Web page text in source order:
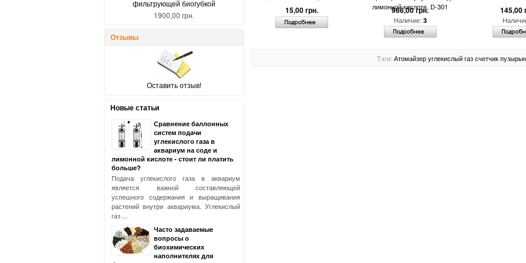
15,00 грн.
лимонной кислоте, D-301
966,00 грн.
Наличие: 3
145,00
Тэги: Атомайзер углекислый газ счетчик
фильтрующей биогубкой
1900,00 грн.
Отзывы
Оставить отзыв!
Новые статьи
Сравнение баллонных
систем подачи
углекислого газа в
аквариум на соде и
лимонной кислоте - стоит ли платить
больше?
Подача углекислого газа в аквариум
является важной составляющей
успешного содержания и выращивания
растений внутри аквариума. Углекислый
газ ...
Часто задаваемые
вопросы о
биохимических
наполнителях для